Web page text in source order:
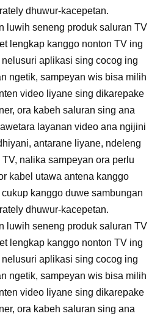
dhuwur-kacepetan.
luwih seneng produk saluran TV
lengkap kanggo nonton TV ing
aplikasi sing cocog ing
ngetik, sampeyan wis bisa milih
video liyane sing dikarepake
ora kabeh saluran sing ana
layanan video ana ngijini
antarane liyane, ndeleng
nalika sampeyan ora perlu
kabel utawa antena kanggo
kanggo duwe sambungan
dhuwur-kacepetan.
luwih seneng produk saluran TV
lengkap kanggo nonton TV ing
aplikasi sing cocog ing
ngetik, sampeyan wis bisa milih
video liyane sing dikarepake
ora kabeh saluran sing ana